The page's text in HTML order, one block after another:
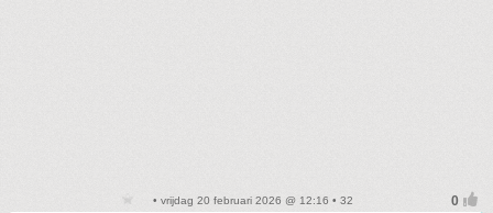
• vrijdag 20 februari 2026 @ 12:16 • 32